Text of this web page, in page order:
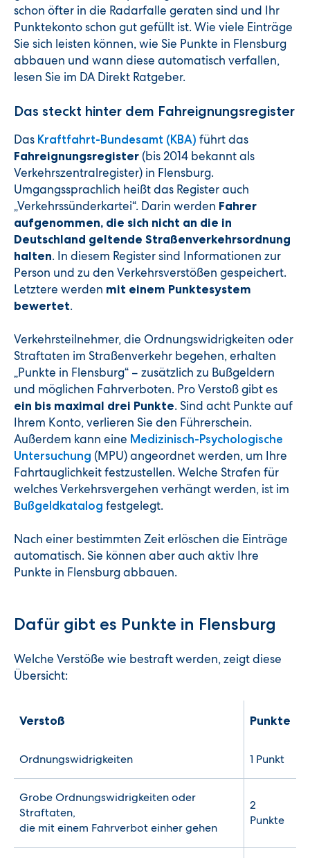
schon öfter in die Radarfalle geraten sind und Ihr
Punktekonto schon gut gefüllt ist. Wie viele Einträge
Sie sich leisten können, wie Sie Punkte in Flensburg
abbauen und wann diese automatisch verfallen,
lesen Sie im DA Direkt Ratgeber.
Das steckt hinter dem Fahreignungsregister
Das Kraftfahrt-Bundesamt (KBA) führt das
Fahreignungsregister (bis 2014 bekannt als
Verkehrszentralregister) in Flensburg.
Umgangssprachlich heißt das Register auch
„Verkehrssünderkartei“. Darin werden Fahrer
aufgenommen, die sich nicht an die in
Deutschland geltende Straßenverkehrsordnung
halten. In diesem Register sind Informationen zur
Person und zu den Verkehrsverstößen gespeichert.
Letztere werden mit einem Punktesystem
bewertet.
Verkehrsteilnehmer, die Ordnungswidrigkeiten oder
Straftaten im Straßenverkehr begehen, erhalten
„Punkte in Flensburg“ – zusätzlich zu Bußgeldern
und möglichen Fahrverboten. Pro Verstoß gibt es
ein bis maximal drei Punkte. Sind acht Punkte auf
Ihrem Konto, verlieren Sie den Führerschein.
Außerdem kann eine Medizinisch-Psychologische
Untersuchung (MPU) angeordnet werden, um Ihre
Fahrtauglichkeit festzustellen. Welche Strafen für
welches Verkehrsvergehen verhängt werden, ist im
Bußgeldkatalog festgelegt.
Nach einer bestimmten Zeit erlöschen die Einträge
automatisch. Sie können aber auch aktiv Ihre
Punkte in Flensburg abbauen.
Dafür gibt es Punkte in Flensburg
Welche Verstöße wie bestraft werden, zeigt diese
Übersicht:
Verstoß Punkte
Ordnungswidrigkeiten 1 Punkt
Grobe Ordnungswidrigkeiten oder
Straftaten,
die mit einem Fahrverbot einher gehen
2
Punkte